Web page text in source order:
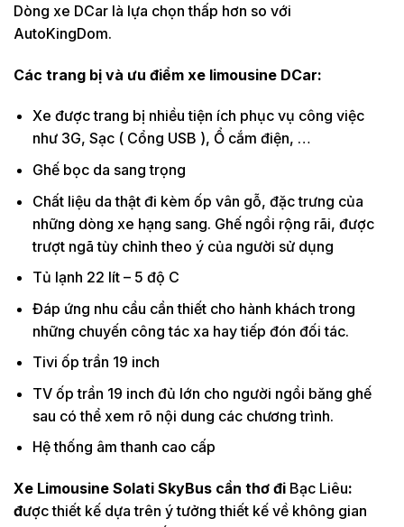
Dòng xe DCar là lựa chọn thấp hơn so với
AutoKingDom.
​Các trang bị và ưu điểm xe limousine DCar:
Xe được trang bị nhiều tiện ích phục vụ công việc
như 3G, Sạc ( Cổng USB ), Ổ cắm điện, …
Ghế bọc da sang trọng
Chất liệu da thật đi kèm ốp vân gỗ, đặc trưng của
những dòng xe hạng sang. Ghế ngồi rộng rãi, được
trượt ngã tùy chỉnh theo ý của người sử dụng
Tủ lạnh 22 lít – 5 độ C
Đáp ứng nhu cầu cần thiết cho hành khách trong
những chuyến công tác xa hay tiếp đón đối tác.
Tivi ốp trần 19 inch
TV ốp trần 19 inch đủ lớn cho người ngồi băng ghế
sau có thể xem rõ nội dung các chương trình.
Hệ thống âm thanh cao cấp
Xe Limousine Solati SkyBus cần thơ đi Bạc Liêu:
được thiết kế dựa trên ý tưởng thiết kế về không gian